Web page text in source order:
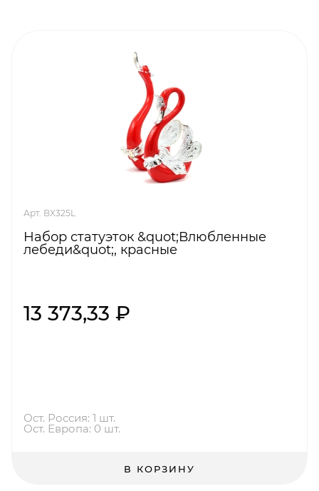
Арт. BX325L
Набор статуэток &quot;Влюбленные
лебеди&quot;, красные
13 373,33 ₽
Ост. Россия: 1 шт.
Ост. Европа: 0 шт.
В КОРЗИНУ